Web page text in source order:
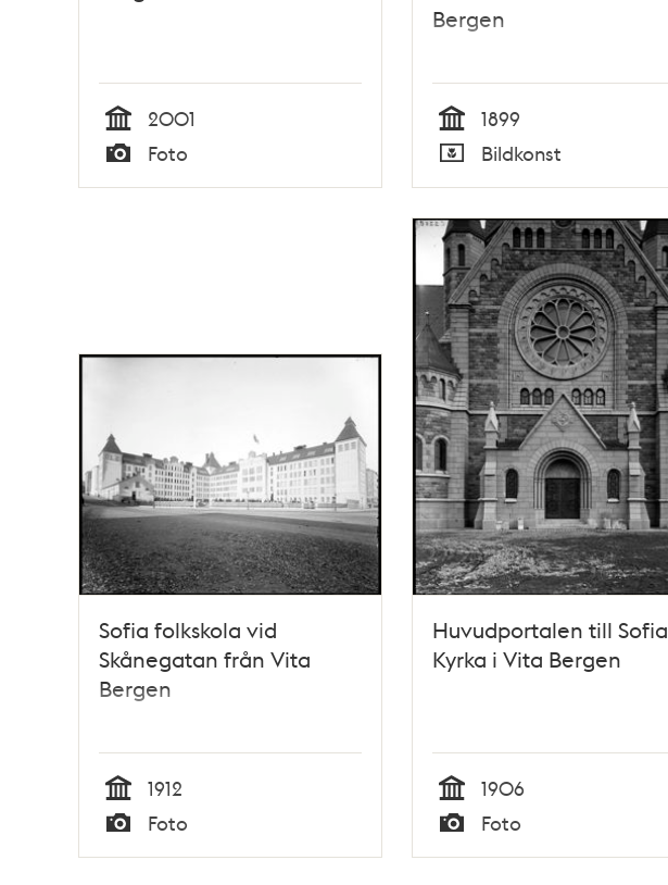
Tid
2001
Typ
Foto
Bergen
Tid
1899
Typ
Bildkonst
Sofia folkskola vid
Skånegatan från Vita
Bergen
Tid
1912
Typ
Foto
Huvudportalen till Sofia
Kyrka i Vita Bergen
Tid
1906
Typ
Foto